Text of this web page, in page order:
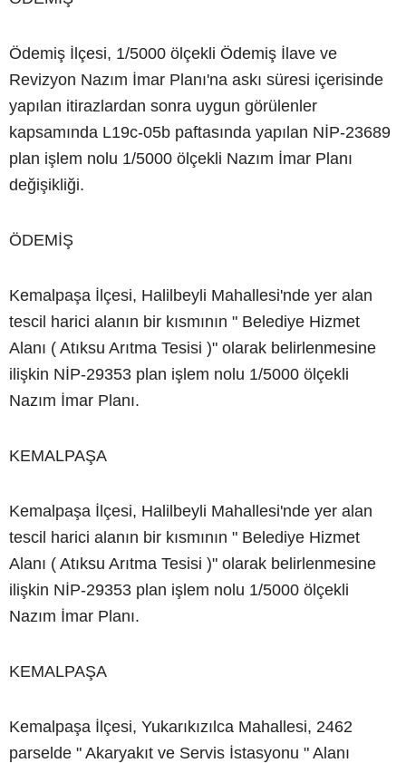
Ödemiş İlçesi, 1/5000 ölçekli Ödemiş İlave ve
Revizyon Nazım İmar Planı'na askı süresi içerisinde
yapılan itirazlardan sonra uygun görülenler
kapsamında L19c-05b paftasında yapılan NİP-23689
plan işlem nolu 1/5000 ölçekli Nazım İmar Planı
değişikliği.
ÖDEMİŞ
Kemalpaşa İlçesi, Halilbeyli Mahallesi'nde yer alan
tescil harici alanın bir kısmının " Belediye Hizmet
Alanı ( Atıksu Arıtma Tesisi )" olarak belirlenmesine
ilişkin NİP-29353 plan işlem nolu 1/5000 ölçekli
Nazım İmar Planı.
KEMALPAŞA
Kemalpaşa İlçesi, Halilbeyli Mahallesi'nde yer alan
tescil harici alanın bir kısmının " Belediye Hizmet
Alanı ( Atıksu Arıtma Tesisi )" olarak belirlenmesine
ilişkin NİP-29353 plan işlem nolu 1/5000 ölçekli
Nazım İmar Planı.
KEMALPAŞA
Kemalpaşa İlçesi, Yukarıkızılca Mahallesi, 2462
parselde " Akaryakıt ve Servis İstasyonu " Alanı